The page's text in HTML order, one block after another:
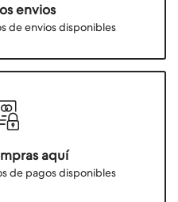
envios
de envios disponibles
aquí
de pagos disponibles